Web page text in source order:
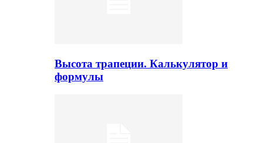
Высота трапеции. Калькулятор и
формулы